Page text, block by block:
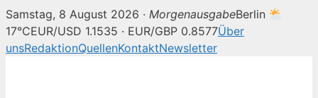
Samstag, 8 August 2026 · MorgenausgabeBerlin
17°CEUR/USD 1.1535 · EUR/GBP 0.8577Über
unsRedaktionQuellenKontaktNewsletter